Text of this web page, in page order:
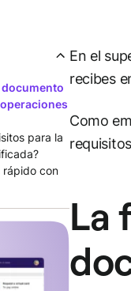
En el
recibes
Como
La
para la
con